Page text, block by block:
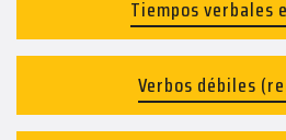
Tiempos verbales
Verbos débiles